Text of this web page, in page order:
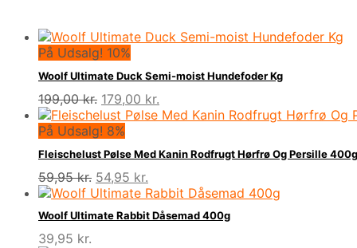
På Udsalg! 10%
Woolf Ultimate Duck Semi-moist Hundefoder Kg
199,00kr. Den
oprindelige
pris
var:
199,00 kr..
179,00 kr.
aktuelle
er:
179,00 kr..
På Udsalg! 8%
Fleischelust Pølse Med Kanin Rodfrugt Hørfrø Og Persille 400g
59,95kr. Den
oprindelige
var:
54,95 kr.
aktuelle
pris
er:
Woolf Ultimate Rabbit Dåsemad 400g
39,95 kr.